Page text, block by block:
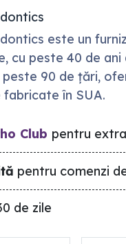
este un
cu peste 40 de ani
peste 90 de țări,
fabricate în SUA.
Club pentru
pentru comenzi
de zile